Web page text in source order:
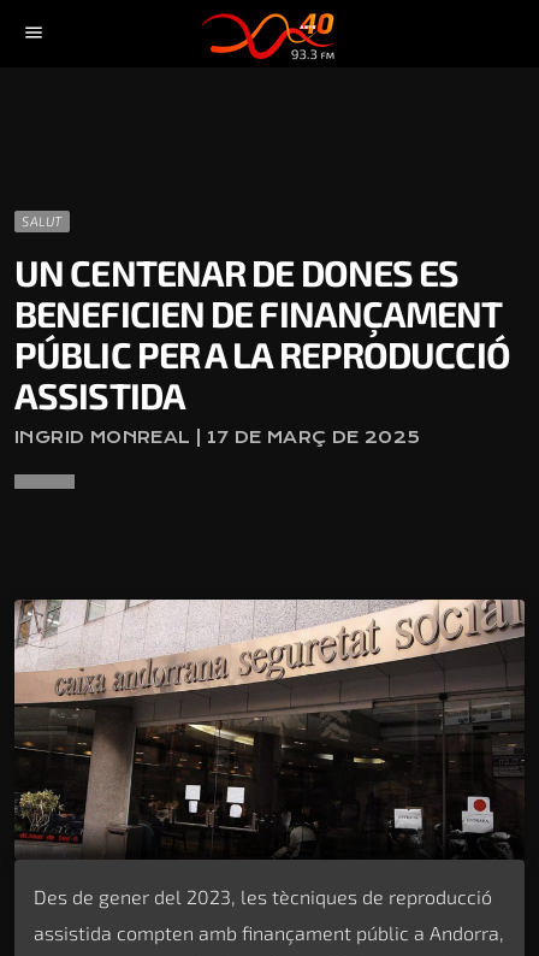
menu
SALUT
UN CENTENAR DE DONES ES
BENEFICIEN DE FINANÇAMENT
PÚBLIC PER A LA REPRODUCCIÓ
ASSISTIDA
INGRID MONREAL | 17 DE MARÇ DE 2025
Des de gener del 2023, les tècniques de reproducció
assistida compten amb finançament públic a Andorra,